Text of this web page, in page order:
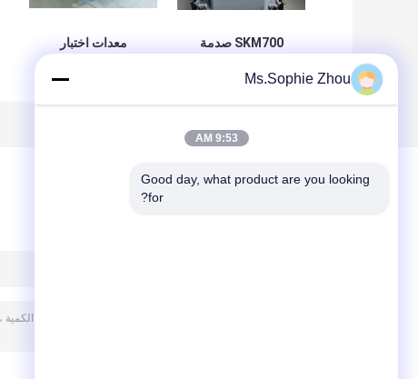
SKM700 صدمة
لإلكترونيات مع
معدات اختبار
الميكانيكية 6-18ms
Ms.Sophie Zhou
9:53 AM
Good day, what product are you looking
for?